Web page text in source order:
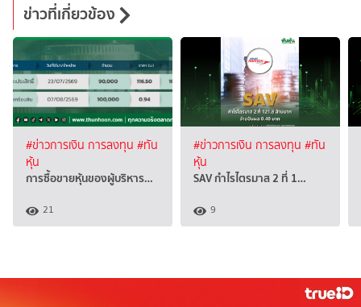
ข่าวที่เกี่ยวข้อง
#ข่าวการเงิน การลงทุน #ทัน
หุ้น
การซื้อขายหุ้นของผู้บริหาร…
21
#ข่าวการเงิน การลงทุน #ทัน
หุ้น
SAV กำไรไตรมาส 2 ที่ 1…
9